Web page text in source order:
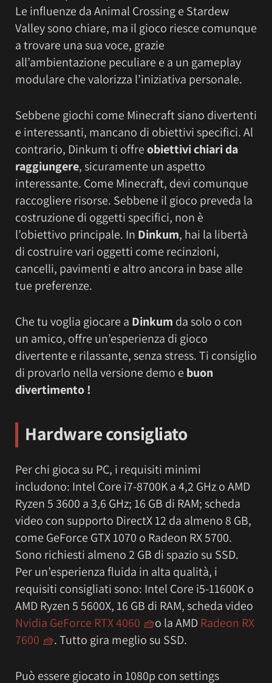
Le influenze da Animal Crossing e Stardew
Valley sono chiare, ma il gioco riesce comunque
a trovare una sua voce, grazie
all’ambientazione peculiare e a un gameplay
modulare che valorizza l’iniziativa personale.
Sebbene giochi come Minecraft siano divertenti
e interessanti, mancano di obiettivi specifici. Al
contrario, Dinkum ti offreobiettivi chiari da
raggiungere, sicuramente un aspetto
interessante. Come Minecraft, devi comunque
raccogliere risorse. Sebbene il gioco preveda la
costruzione di oggetti specifici, non è
l’obiettivo principale. In Dinkum, hai la libertà
di costruire vari oggetti come recinzioni,
cancelli, pavimenti e altro ancora in base alle
tue preferenze.
Che tu voglia giocare a Dinkum da solo o con
un amico, offre un’esperienza di gioco
divertente e rilassante, senza stress. Ti consiglio
di provarlo nella versione demo e buon
divertimento !
Hardware consigliato
Per chi gioca su PC, i requisiti minimi
includono: Intel Core i7-8700K a 4,2 GHz o AMD
Ryzen 5 3600 a 3,6 GHz; 16 GB di RAM; scheda
video con supporto DirectX 12 da almeno 8 GB,
come GeForce GTX 1070 o Radeon RX 5700.
Sono richiesti almeno 2 GB di spazio su SSD.
Per un’esperienza fluida in alta qualità, i
requisiti consigliati sono: Intel Core i5-11600K o
AMD Ryzen 5 5600X, 16 GB di RAM, scheda video
Nvidia GeForce RTX 4060 🧺o la AMD Radeon RX
7600 🧺. Tutto gira meglio su SSD.
Può essere giocato in 1080p con settings